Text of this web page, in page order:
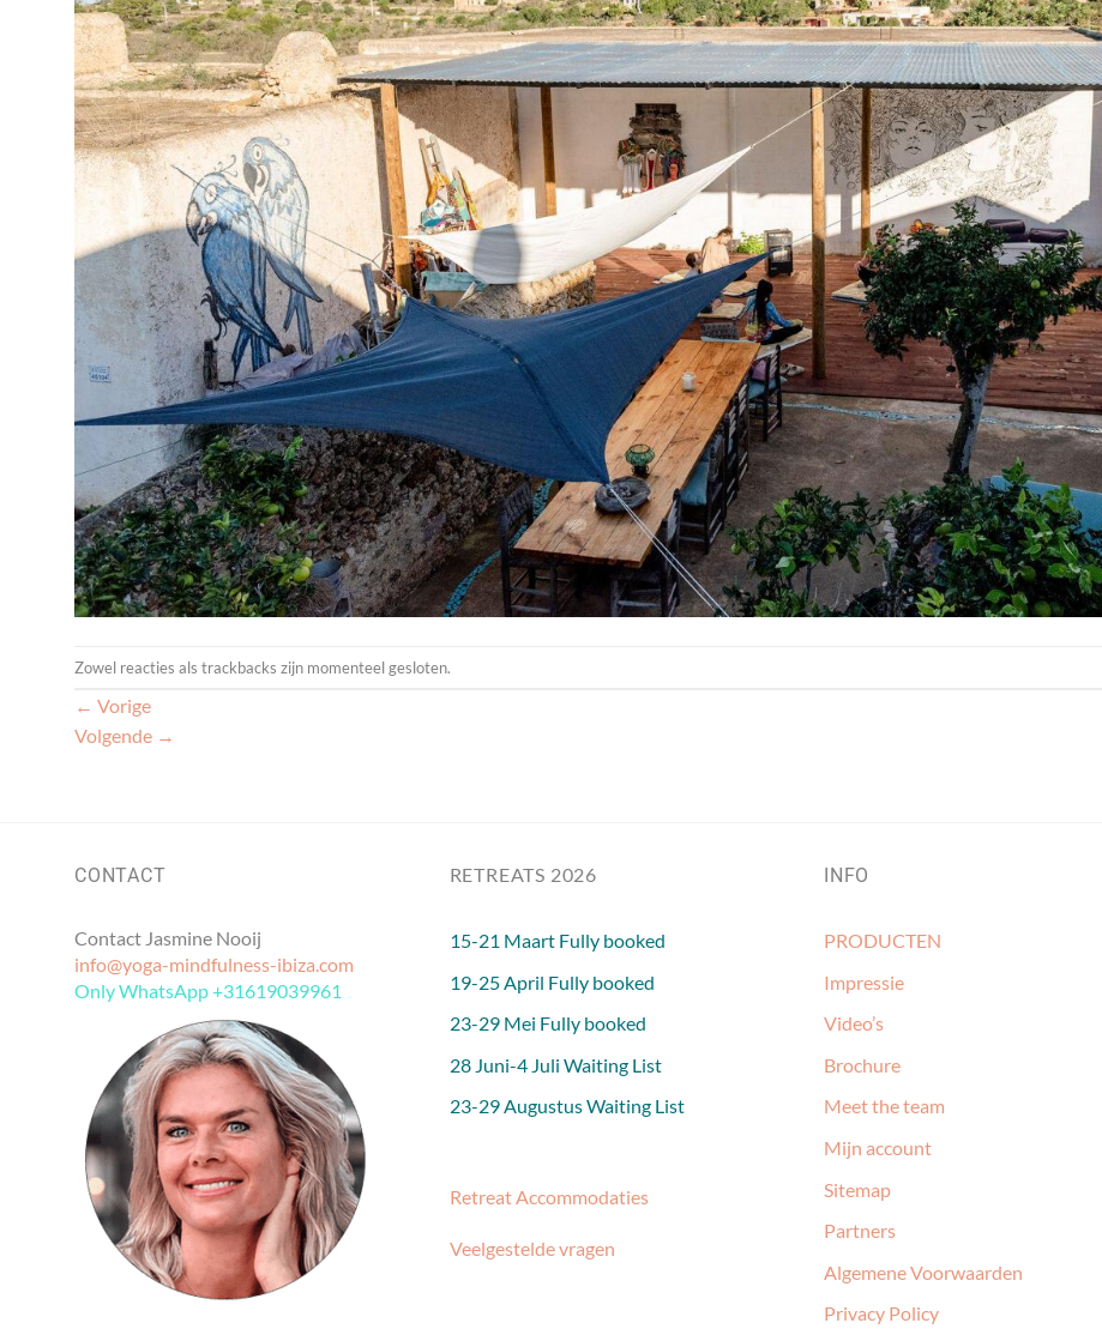
Zowel reacties als trackbacks zijn momenteel gesloten.
← Vorige
Volgende →
CONTACT
Contact Jasmine Nooij
info@yoga-mindfulness-ibiza.com
Only WhatsApp +31619039961
RETREATS 2026
15-21 Maart Fully booked
19-25 April Fully booked
23-29 Mei Fully booked
28 Juni-4 Juli Waiting List
23-29 Augustus Waiting List
Retreat Accommodaties
Veelgestelde vragen
INFO
PRODUCTEN
Impressie
Video’s
Brochure
Meet the team
Mijn account
Sitemap
Partners
Algemene Voorwaarden
Privacy Policy